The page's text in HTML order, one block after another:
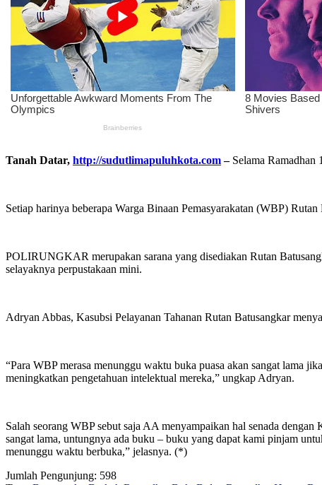
Tanah Datar, http://sudutlimapuluhkota.com–Selama Ramadhan
Setiap harinya beberapa Warga Binaan Pemasyarakatan (WBP)
POLIRUNGKAR merupakan sarana yang disediakan Rutan
selayaknya perpustakaan mini.
Adryan Abbas, Kasubsi Pelayanan Tahanan Rutan Batusangkar
“Para WBP merasa menunggu waktu buka puasa akan sangat lama
meningkatkan pengetahuan intelektual mereka,” ungkap Adryan.
Salah seorang WBP sebut saja AA menyampaikan hal senada
sangat lama, untungnya ada buku – buku yang dapat kami pinjam
menunggu waktu berbuka,” jelasnya. (*)
Jumlah Pengunjung: 598